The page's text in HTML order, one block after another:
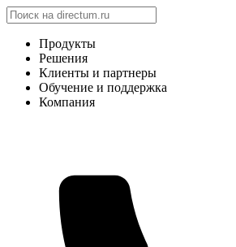
Продукты
Решения
Клиенты и партнеры
Обучение и поддержка
Компания